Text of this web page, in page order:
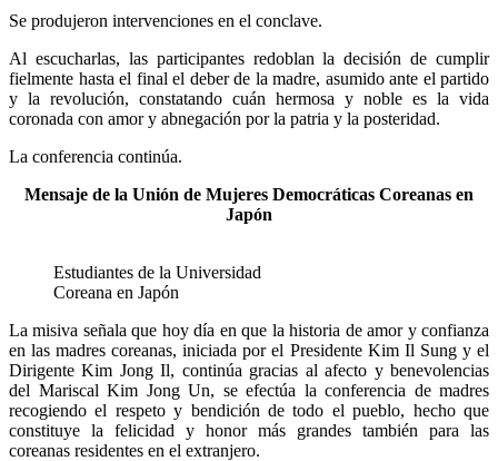
Se produjeron intervenciones en el conclave.
Al escucharlas, las participantes redoblan la decisión de cumplir
fielmente hasta el final el deber de la madre, asumido ante el partido
y la revolución, constatando cuán hermosa y noble es la vida
coronada con amor y abnegación por la patria y la posteridad.
La conferencia continúa.
Mensaje de la Unión de Mujeres Democráticas Coreanas en
Japón
Estudiantes de la Universidad
Coreana en Japón
La misiva señala que hoy día en que la historia de amor y confianza
en las madres coreanas, iniciada por el Presidente Kim Il Sungy el
DirigenteKim Jong Il, continúa gracias al afecto y benevolencias
del Mariscal Kim Jong Un, se efectúa la conferencia de madres
recogiendo el respeto y bendición de todo el pueblo, hecho que
constituye la felicidad y honor más grandes también para las
coreanas residentes en el extranjero.